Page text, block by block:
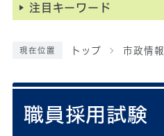
注目キーワード
現在位置 トップ 市政情報
職員採用試験